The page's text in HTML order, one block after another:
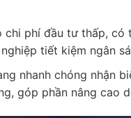
phí đầu tư thấp, có
tiết kiệm ngân
nhanh chóng nhận
góp phần nâng cao